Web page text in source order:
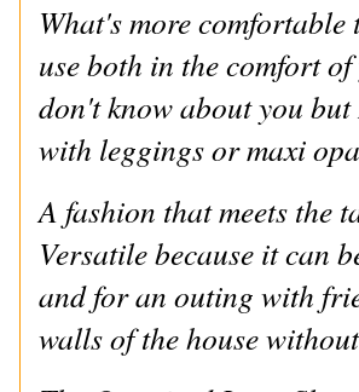
What's more
use both in the comfort
don't know about you
with leggings or maxi
A fashion that meets the
Versatile because it can
and for an outing with
walls of the house